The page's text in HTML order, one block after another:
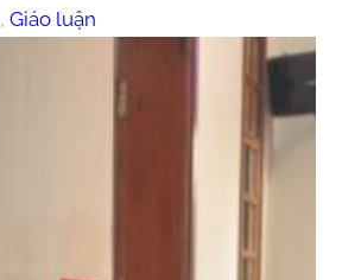
, Giáo luận